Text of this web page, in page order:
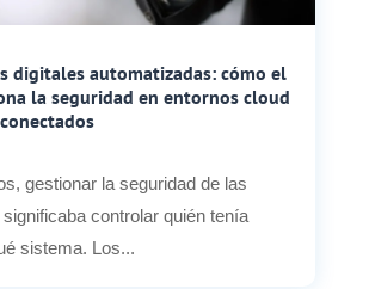
digitales automatizadas: cómo el
la seguridad en entornos cloud
gestionar la seguridad de las
controlar quién tenía
sistema. Los...